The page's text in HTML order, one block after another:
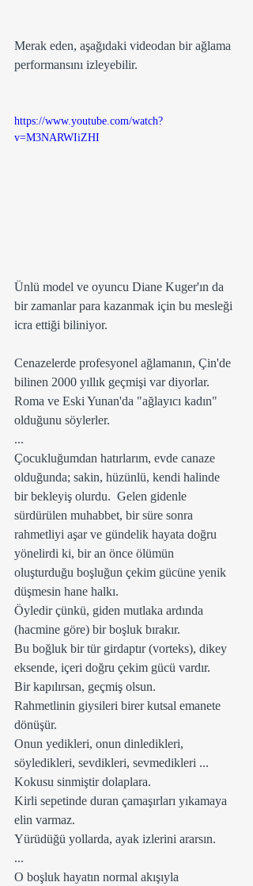
Merak eden, aşağıdaki videodan bir ağlama
performansını izleyebilir.
https://www.youtube.com/watch?
v=M3NARWIiZHI
Ünlü model ve oyuncu Diane Kuger'ın da
bir zamanlar para kazanmak için bu mesleği
icra ettiği biliniyor.
Cenazelerde profesyonel ağlamanın, Çin'de
bilinen 2000 yıllık geçmişi var diyorlar.
Roma ve Eski Yunan'da "ağlayıcı kadın"
olduğunu söylerler.
...
Çocukluğumdan hatırlarım, evde canaze
olduğunda; sakin, hüzünlü, kendi halinde
bir bekleyiş olurdu.  Gelen gidenle
sürdürülen muhabbet, bir süre sonra
rahmetliyi aşar ve gündelik hayata doğru
yönelirdi ki, bir an önce ölümün
oluşturduğu boşluğun çekim gücüne yenik
düşmesin hane halkı.
Öyledir çünkü, giden mutlaka ardında
(hacmine göre) bir boşluk bırakır.
Bu boğluk bir tür girdaptır (vorteks), dikey
eksende, içeri doğru çekim gücü vardır.
Bir kapılırsan, geçmiş olsun.
Rahmetlinin giysileri birer kutsal emanete
dönüşür.
Onun yedikleri, onun dinledikleri,
söyledikleri, sevdikleri, sevmedikleri ...
Kokusu sinmiştir dolaplara.
Kirli sepetinde duran çamaşırları yıkamaya
elin varmaz.
Yürüdüğü yollarda, ayak izlerini ararsın.
...
O boşluk hayatın normal akışıyla